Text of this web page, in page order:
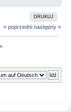
DRUKUJ
« poprzedni następny »